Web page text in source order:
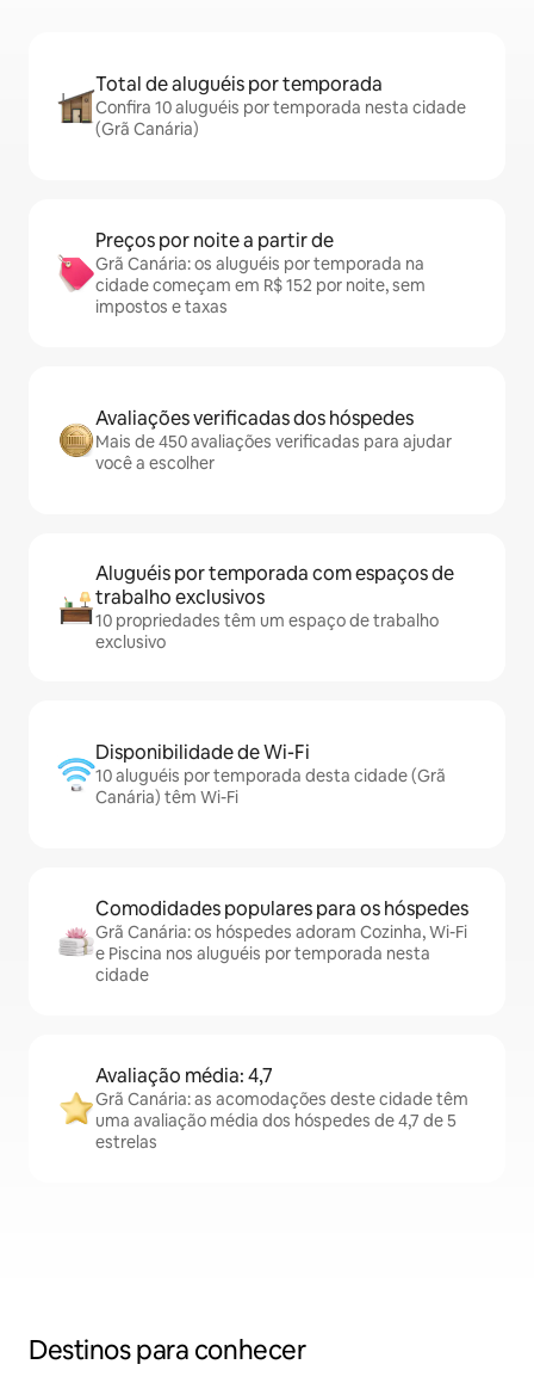
Total de aluguéis por temporada
Confira 10 aluguéis por temporada nesta cidade
(Grã Canária)
Preços por noite a partir de
Grã Canária: os aluguéis por temporada na
cidade começam em R$ 152 por noite, sem
impostos e taxas
Avaliações verificadas dos hóspedes
Mais de 450 avaliações verificadas para ajudar
você a escolher
Aluguéis por temporada com espaços de
trabalho exclusivos
10 propriedades têm um espaço de trabalho
exclusivo
Disponibilidade de Wi-Fi
10 aluguéis por temporada desta cidade (Grã
Canária) têm Wi-Fi
Comodidades populares para os hóspedes
Grã Canária: os hóspedes adoram Cozinha, Wi-Fi
e Piscina nos aluguéis por temporada nesta
cidade
Avaliação média: 4,7
Grã Canária: as acomodações deste cidade têm
uma avaliação média dos hóspedes de 4,7 de 5
estrelas
Destinos para conhecer